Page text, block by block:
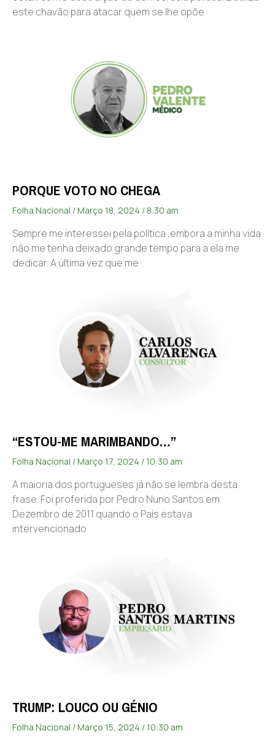
este chavão para atacar quem se lhe opõe
PORQUE VOTO NO CHEGA
Folha Nacional Março 18, 2024 8:30 am
Sempre me interessei pela política ,embora a minha vida
não me tenha deixado grande tempo para a ela me
dedicar. A última vez que me
“ESTOU-ME MARIMBANDO…”
Folha Nacional Março 17, 2024 10:30 am
A maioria dos portugueses já não se lembra desta
frase. Foi proferida por Pedro Nuno Santos em
Dezembro de 2011 quando o País estava
intervencionado
TRUMP: LOUCO OU GÉNIO
Folha Nacional Março 15, 2024 10:30 am